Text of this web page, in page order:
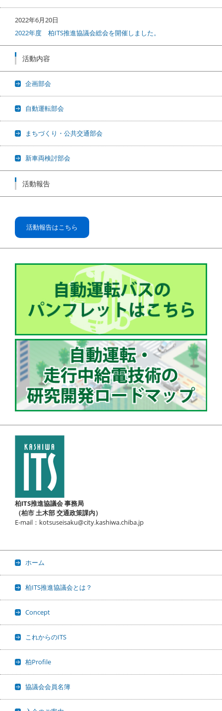
2022年6月20日
2022年度 柏ITS推進協議会総会を開催しました。
活動内容
企画部会
自動運転部会
まちづくり・公共交通部会
新車両検討部会
活動報告
活動報告はこちら
柏ITS推進協議会 事務局
（柏市 土木部 交通政策課内）
E-mail：kotsuseisaku@city.kashiwa.chiba.jp
ホーム
柏ITS推進協議会とは？
Concept
これからのITS
柏Profile
協議会会員名簿